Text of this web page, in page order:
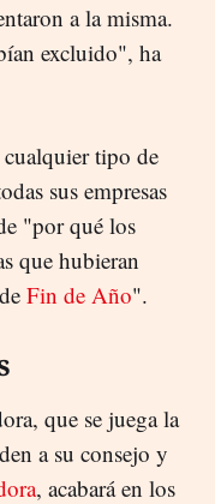
a la misma.
excluido", ha
tipo de
sus empresas
"por qué los
que hubieran
Fin de Año".
que se juega la
a su consejo y
, acabará en los